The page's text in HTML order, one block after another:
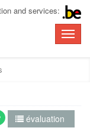
and services:
Toggle
évaluation